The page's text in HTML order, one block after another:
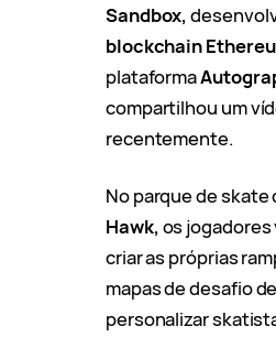
Sandbox,
blockchain
plataforma
compartilhou um
recentemente.
No parque de skate
Hawk, os jogadores
criar as próprias
mapas de desafio
personalizar